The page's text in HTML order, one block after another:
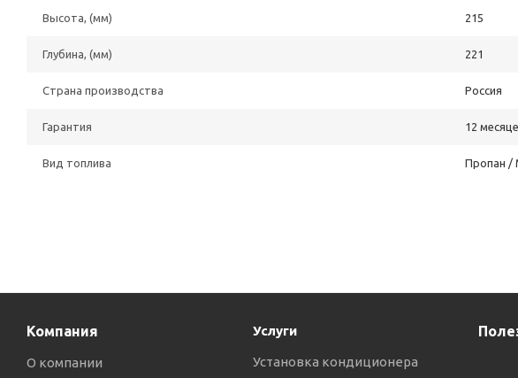
Высота, (мм) 215
Глубина, (мм) 221
Страна производства Россия
Гарантия 12
Вид топлива Пропан /
Компания
О компании
Услуги
Установка кондиционера